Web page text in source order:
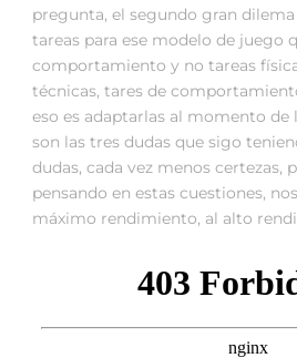
pregunta, el segundo gran
tareas para ese modelo de juego
comportamiento y no tareas
técnicas, tares de
eso es adaptarlas al momento de
son las tres dudas que sigo
dudas, cada vez menos certezas,
pensando en estas cuestiones,
máximo rendimiento, al alto